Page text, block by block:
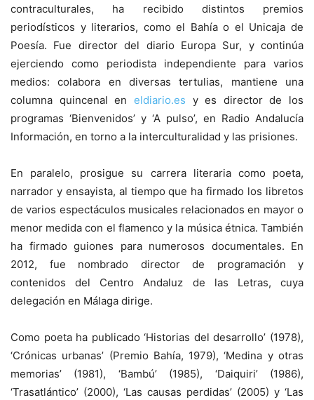
contraculturales, ha recibido distintos premios
periodísticos y literarios, como el Bahía o el Unicaja de
Poesía. Fue director del diario Europa Sur, y continúa
ejerciendo como periodista independiente para varios
medios: colabora en diversas tertulias, mantiene una
columna quincenal en eldiario.es y es director de los
programas ‘Bienvenidos’ y ‘A pulso’, en Radio Andalucía
Información, en torno a la interculturalidad y las prisiones.
En paralelo, prosigue su carrera literaria como poeta,
narrador y ensayista, al tiempo que ha firmado los libretos
de varios espectáculos musicales relacionados en mayor o
menor medida con el flamenco y la música étnica. También
ha firmado guiones para numerosos documentales. En
2012, fue nombrado director de programación y
contenidos del Centro Andaluz de las Letras, cuya
delegación en Málaga dirige.
Como poeta ha publicado ‘Historias del desarrollo’ (1978),
‘Crónicas urbanas’ (Premio Bahía, 1979), ‘Medina y otras
memorias’ (1981), ‘Bambú’ (1985), ‘Daiquiri’ (1986),
‘Trasatlántico’ (2000), ‘Las causas perdidas’ (2005) y ‘Las